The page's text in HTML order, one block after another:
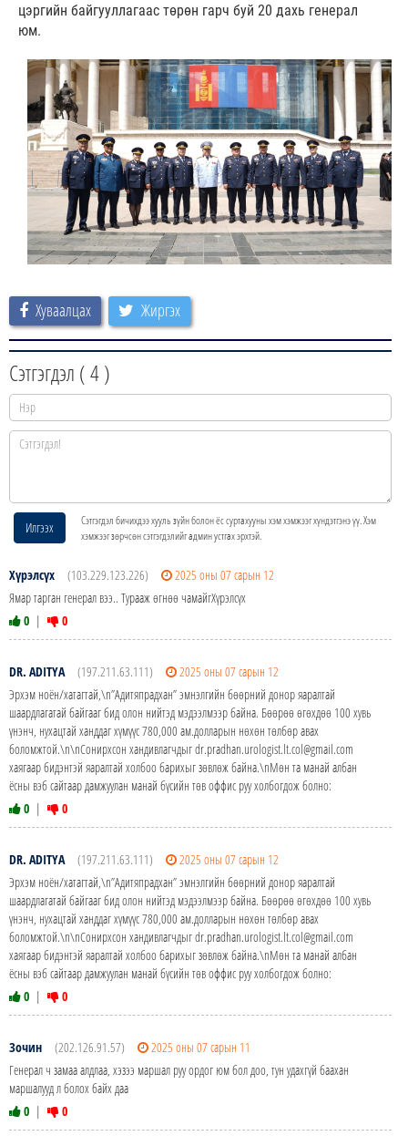
цэргийн байгууллагаас төрөн гарч буй 20 дахь генерал
юм.
Хуваалцах Жиргэх
Сэтгэгдэл (4)
Илгээх
Сэтгэгдэл бичихдээ хууль зүйн болон ёс суртахууны хэм хэмжээг хүндэтгэнэ үү. Хэм
хэмжээг зөрчсөн сэтгэгдэлийг админ устгах эрхтэй.
Хүрэлсүх (103.229.123.226)
2025 оны 07 сарын 12
Ямар тарган генерал вээ.. Турааж өгнөө чамайгХүрэлсүх
0 | 0
DR. ADITYA (197.211.63.111)
2025 оны 07 сарын 12
Эрхэм ноён/хатагтай,\n”Адитяпрадхан” эмнэлгийн бөөрний донор яаралтай
шаардлагатай байгааг бид олон нийтэд мэдээлмээр байна. Бөөрөө өгөхдөө 100 хувь
үнэнч, нухацтай ханддаг хүмүүс 780,000 ам.долларын нөхөн төлбөр авах
боломжтой.\n\nСонирхсон хандивлагчдыг dr.pradhan.urologist.lt.col@gmail.com
хаягаар бидэнтэй яаралтай холбоо барихыг зөвлөж байна.\nМөн та манай албан
ёсны вэб сайтаар дамжуулан манай бүсийн төв оффис руу холбогдож болно:
0 | 0
DR. ADITYA (197.211.63.111)
2025 оны 07 сарын 12
Эрхэм ноён/хатагтай,\n”Адитяпрадхан” эмнэлгийн бөөрний донор яаралтай
шаардлагатай байгааг бид олон нийтэд мэдээлмээр байна. Бөөрөө өгөхдөө 100 хувь
үнэнч, нухацтай ханддаг хүмүүс 780,000 ам.долларын нөхөн төлбөр авах
боломжтой.\n\nСонирхсон хандивлагчдыг dr.pradhan.urologist.lt.col@gmail.com
хаягаар бидэнтэй яаралтай холбоо барихыг зөвлөж байна.\nМөн та манай албан
ёсны вэб сайтаар дамжуулан манай бүсийн төв оффис руу холбогдож болно:
0 | 0
Зочин (202.126.91.57)
2025 оны 07 сарын 11
Генерал ч замаа алдлаа, хэзээ маршал руу ордог юм бол доо, тун удахгүй баахан
маршалууд л болох байх даа
0 | 0